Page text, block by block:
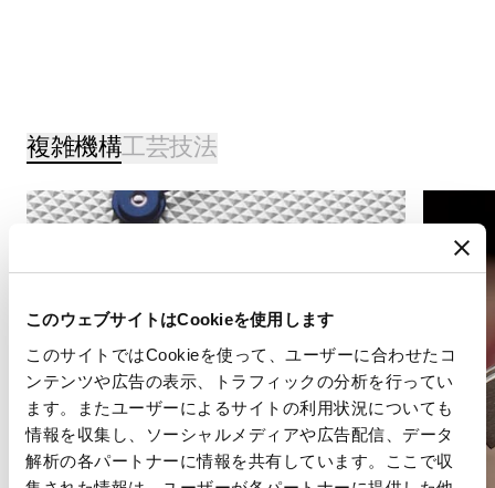
このウェブサイトはCookieを使用します
このサイトではCookieを使って、ユーザーに合わせたコ
ンテンツや広告の表示、トラフィックの分析を行ってい
ます。またユーザーによるサイトの利用状況についても
情報を収集し、ソーシャルメディアや広告配信、データ
解析の各パートナーに情報を共有しています。ここで収
複雑機構工芸技法